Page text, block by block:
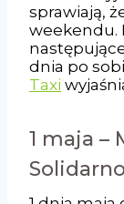
sprawiają,
weekendu.
dnia po
Taxi
1 maja –